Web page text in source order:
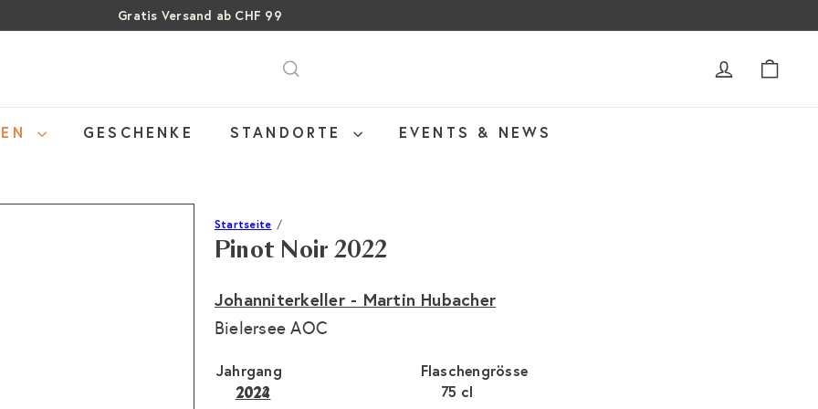
Pause
Gratis Versand ab CHF 99
Über 15% Rabatt auf Sommer Weine
SALE: Bis zu 40% auf letzte Flaschen
ACCOUNT
GESCHENKE STANDORTE EVENTS & NEWS
Startseite
Pinot Noir 2022
Johanniterkeller - Martin Hubacher
Bielersee AOC
Flaschengrösse
75 cl
Jahrgang
2022
2024